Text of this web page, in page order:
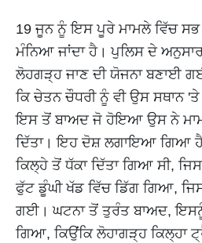
19 ਜੂਨ ਨੂੰ ਇਸ ਪੂਰੇ ਮਾਮਲੇ ਵਿੱਚ
ਮੰਨਿਆ ਜਾਂਦਾ ਹੈ। ਪੁਲਿਸ ਦੇ
ਲੋਹਗੜ੍ਹ ਜਾਣ ਦੀ ਯੋਜਨਾ ਬਣਾਈ
ਕਿ ਚੇਤਨ ਚੌਧਰੀ ਨੂੰ ਵੀ ਉਸ ਸਥਾਨ
ਇਸ ਤੋਂ ਬਾਅਦ ਜੋ ਹੋਇਆ ਉਸ ਨੇ
ਦਿੱਤਾ। ਇਹ ਦੋਸ਼ ਲਗਾਇਆ ਗਿਆ
ਕਿਲ੍ਹੇ ਤੋਂ ਧੱਕਾ ਦਿੱਤਾ ਗਿਆ ਸੀ,
ਫੁੱਟ ਡੂੰਘੀ ਖੱਡ ਵਿੱਚ ਡਿੱਗ ਗਿਆ,
ਗਈ। ਘਟਨਾ ਤੋਂ ਤੁਰੰਤ ਬਾਅਦ,
ਗਿਆ, ਕਿਉਂਕਿ ਲੋਹਾਗੜ੍ਹ ਕਿਲ੍ਹਾ